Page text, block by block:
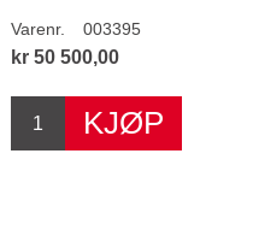
Varenr. 003395
kr 50 500,00